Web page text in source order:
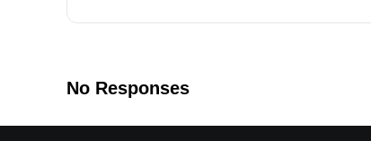
No Responses